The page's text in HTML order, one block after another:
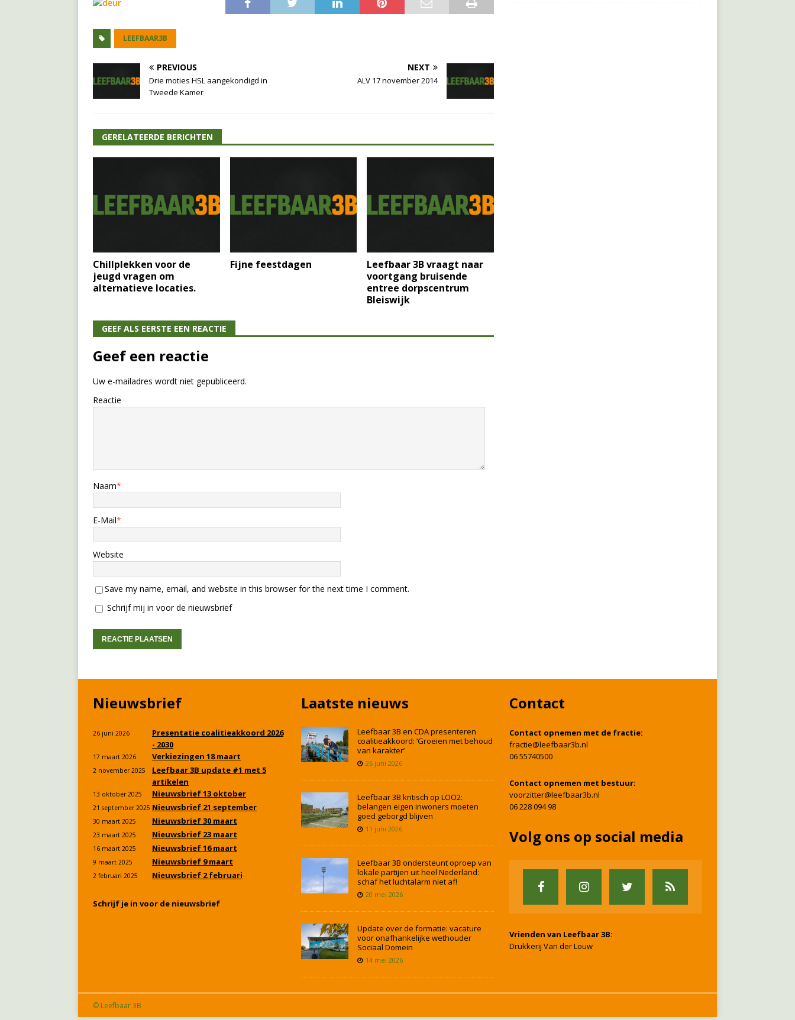
LEEFBAAR3B
PREVIOUS
Drie moties HSL aangekondigd in
Tweede Kamer
NEXT
ALV 17 november 2014
GERELATEERDE BERICHTEN
Chillplekken voor de
jeugd vragen om
alternatieve locaties.
Fijne feestdagen
Leefbaar 3B vraagt naar
voortgang bruisende
entree dorpscentrum
Bleiswijk
GEEF ALS EERSTE EEN REACTIE
Geef een reactie
Uw e-mailadres wordt niet gepubliceerd.
Reactie
Naam*
E-Mail*
Website
Save my name, email, and website in this browser for the next time I comment.
Schrijf mij in voor de nieuwsbrief
Nieuwsbrief
26 juni 2026
Presentatie coalitieakkoord 2026
- 2030
17 maart 2026 Verkiezingen 18 maart
2 november 2025
Leefbaar 3B update #1 met 5
artikelen
13 oktober 2025 Nieuwsbrief 13 oktober
21 september 2025 Nieuwsbrief 21 september
30 maart 2025 Nieuwsbrief 30 maart
23 maart 2025 Nieuwsbrief 23 maart
16 maart 2025 Nieuwsbrief 16 maart
9 maart 2025 Nieuwsbrief 9 maart
2 februari 2025 Nieuwsbrief 2 februari
Schrijf je in voor de nieuwsbrief
Laatste nieuws
Leefbaar 3B en CDA presenteren
coalitieakkoord: ‘Groeien met behoud
van karakter’
26 juni 2026
Leefbaar 3B kritisch op LOO2:
belangen eigen inwoners moeten
goed geborgd blijven
11 juni 2026
Leefbaar 3B ondersteunt oproep van
lokale partijen uit heel Nederland:
schaf het luchtalarm niet af!
20 mei 2026
Update over de formatie: vacature
voor onafhankelijke wethouder
Sociaal Domein
14 mei 2026
Contact
Contact opnemen met de fractie:
fractie@leefbaar3b.nl
06 55740500
Contact opnemen met bestuur:
voorzitter@leefbaar3b.nl
06 228 094 98
Volg ons op social media
Vrienden van Leefbaar 3B:
Drukkerij Van der Louw
© Leefbaar 3B